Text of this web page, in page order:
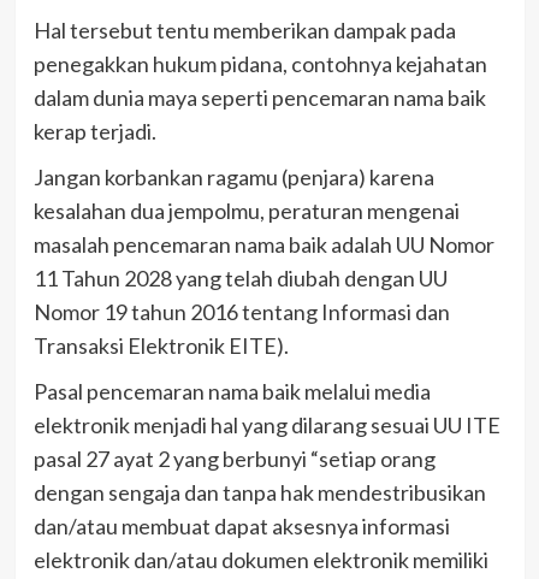
Hal tersebut tentu memberikan dampak pada
penegakkan hukum pidana, contohnya kejahatan
dalam dunia maya seperti pencemaran nama baik
kerap terjadi.
Jangan korbankan ragamu (penjara) karena
kesalahan dua jempolmu, peraturan mengenai
masalah pencemaran nama baik adalah UU Nomor
11 Tahun 2028 yang telah diubah dengan UU
Nomor 19 tahun 2016 tentang Informasi dan
Transaksi Elektronik EITE).
Pasal pencemaran nama baik melalui media
elektronik menjadi hal yang dilarang sesuai UU ITE
pasal 27 ayat 2 yang berbunyi “setiap orang
dengan sengaja dan tanpa hak mendestribusikan
dan/atau membuat dapat aksesnya informasi
elektronik dan/atau dokumen elektronik memiliki